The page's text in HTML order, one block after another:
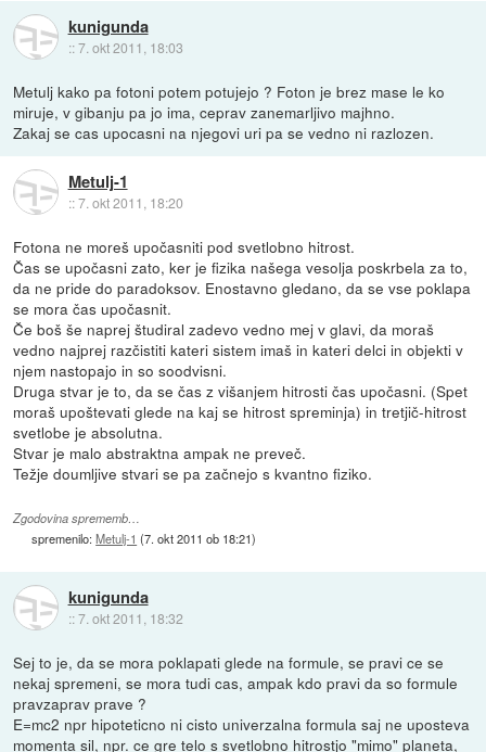
kunigunda
::7. okt 2011, 18:03
Metulj kako pa fotoni potem potujejo ? Foton je brez mase le ko
miruje, v gibanju pa jo ima, ceprav zanemarljivo majhno.
Zakaj se cas upocasni na njegovi uri pa se vedno ni razlozen.
Metulj-1
::7. okt 2011, 18:20
Fotona ne moreš upočasniti pod svetlobno hitrost.
Čas se upočasni zato, ker je fizika našega vesolja poskrbela za to,
da ne pride do paradoksov. Enostavno gledano, da se vse poklapa
se mora čas upočasnit.
Če boš še naprej študiral zadevo vedno mej v glavi, da moraš
vedno najprej razčistiti kateri sistem imaš in kateri delci in objekti v
njem nastopajo in so soodvisni.
Druga stvar je to, da se čas z višanjem hitrosti čas upočasni. (Spet
moraš upoštevati glede na kaj se hitrost spreminja) in tretjič-hitrost
svetlobe je absolutna.
Stvar je malo abstraktna ampak ne preveč.
Težje doumljive stvari se pa začnejo s kvantno fiziko.
Zgodovina sprememb…
spremenilo:Metulj-1 (7. okt 2011 ob 18:21)
kunigunda
::7. okt 2011, 18:32
Sej to je, da se mora poklapati glede na formule, se pravi ce se
nekaj spremeni, se mora tudi cas, ampak kdo pravi da so formule
pravzaprav prave ?
E=mc2 npr hipoteticno ni cisto univerzalna formula saj ne uposteva
momenta sil, npr. ce gre telo s svetlobno hitrostjo "mimo" planeta,